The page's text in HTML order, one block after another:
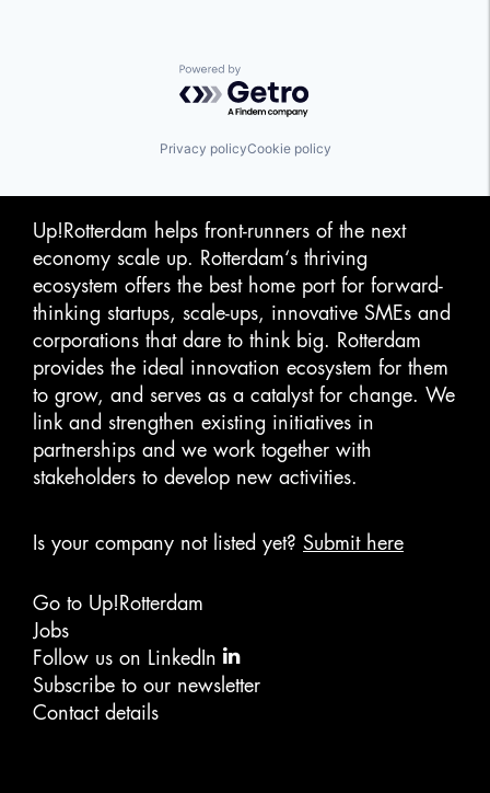
Powered by Getro.com
Privacy policyCookie policy
Up!Rotterdam helps front-runners of the next
economy scale up. Rotterdam‘s thriving
ecosystem offers the best home port for forward-
thinking startups, scale-ups, innovative SMEs and
corporations that dare to think big. Rotterdam
provides the ideal innovation ecosystem for them
to grow, and serves as a catalyst for change. We
link and strengthen existing initiatives in
partnerships and we work together with
stakeholders to develop new activities.
Is your company not listed yet? Submit here
Go to Up!Rotterdam
Jobs
Follow us on LinkedIn
Subscribe to our newsletter
Contact details